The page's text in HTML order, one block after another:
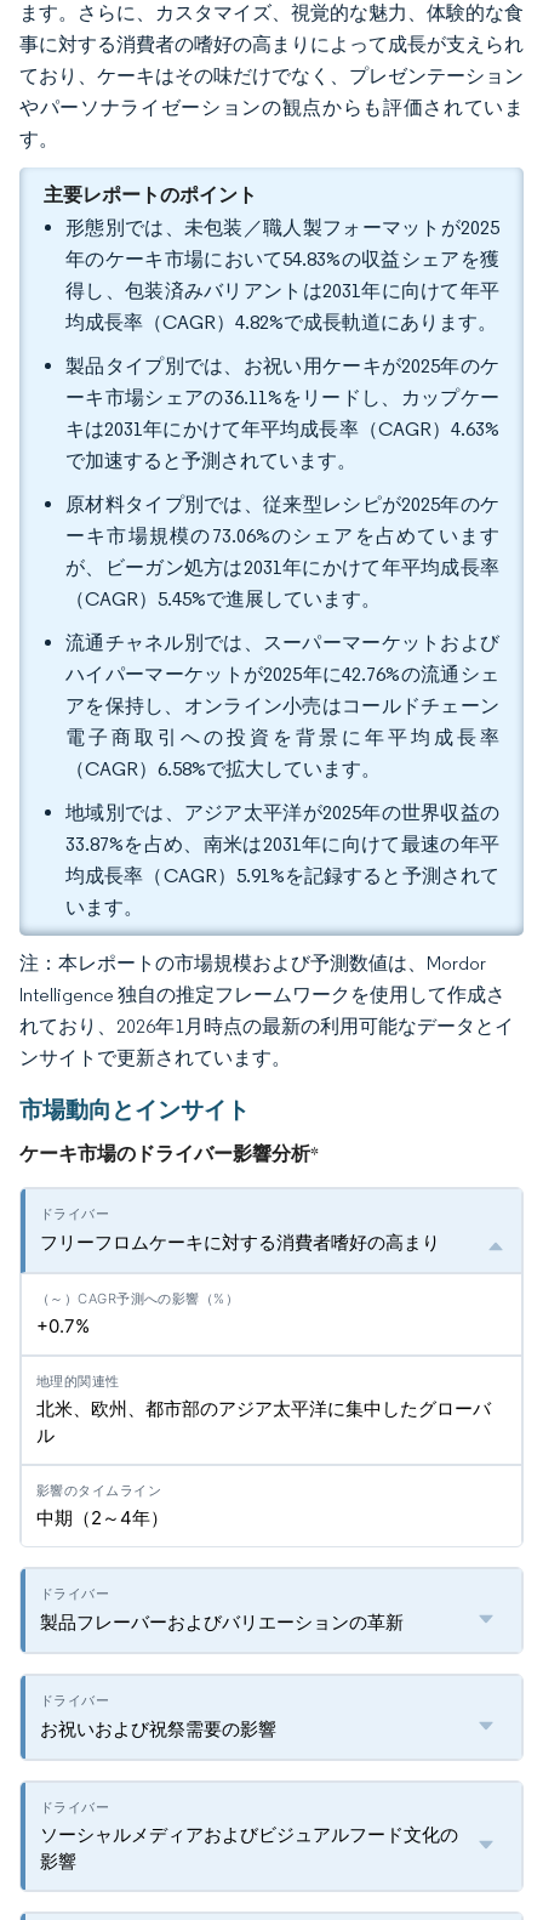
ます。さらに、カスタマイズ、視覚的な魅力、体験的な食
事に対する消費者の嗜好の高まりによって成長が支えられ
ており、ケーキはその味だけでなく、プレゼンテーション
やパーソナライゼーションの観点からも評価されていま
す。
主要レポートのポイント
形態別では、未包装／職人製フォーマットが2025
年のケーキ市場において54.83%の収益シェアを獲
得し、包装済みバリアントは2031年に向けて年平
均成長率（CAGR）4.82%で成長軌道にあります。
製品タイプ別では、お祝い用ケーキが2025年のケ
ーキ市場シェアの36.11%をリードし、カップケー
キは2031年にかけて年平均成長率（CAGR）4.63%
で加速すると予測されています。
原材料タイプ別では、従来型レシピが2025年のケ
ーキ市場規模の73.06%のシェアを占めています
が、ビーガン処方は2031年にかけて年平均成長率
（CAGR）5.45%で進展しています。
流通チャネル別では、スーパーマーケットおよび
ハイパーマーケットが2025年に42.76%の流通シェ
アを保持し、オンライン小売はコールドチェーン
電子商取引への投資を背景に年平均成長率
（CAGR）6.58%で拡大しています。
地域別では、アジア太平洋が2025年の世界収益の
33.87%を占め、南米は2031年に向けて最速の年平
均成長率（CAGR）5.91%を記録すると予測されて
います。
注：本レポートの市場規模および予測数値は、Mordor
Intelligence 独自の推定フレームワークを使用して作成さ
れており、2026年1月時点の最新の利用可能なデータとイ
ンサイトで更新されています。
市場動向とインサイト
ケーキ市場のドライバー影響分析*
フリーフロムケーキに対する消費者嗜好の高まり
+0.7%
北米、欧州、都市部のアジア太平洋に集中したグローバ
ル
中期（2～4年）
製品フレーバーおよびバリエーションの革新
お祝いおよび祝祭需要の影響
ソーシャルメディアおよびビジュアルフード文化の
影響